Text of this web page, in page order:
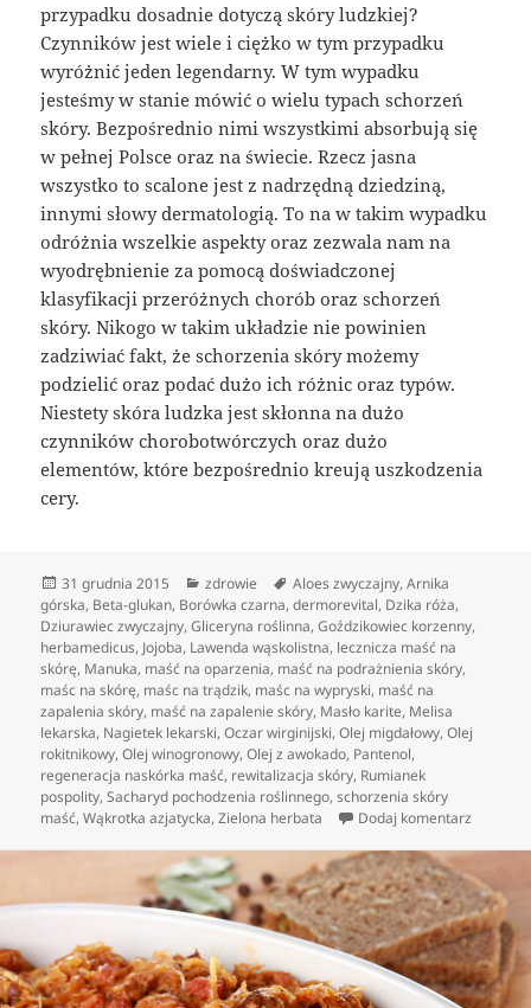
przypadku dosadnie dotyczą skóry ludzkiej?
Czynników jest wiele i ciężko w tym przypadku
wyróżnić jeden legendarny. W tym wypadku
jesteśmy w stanie mówić o wielu typach schorzeń
skóry. Bezpośrednio nimi wszystkimi absorbują się
w pełnej Polsce oraz na świecie. Rzecz jasna
wszystko to scalone jest z nadrzędną dziedziną,
innymi słowy dermatologią. To na w takim wypadku
odróżnia wszelkie aspekty oraz zezwala nam na
wyodrębnienie za pomocą doświadczonej
klasyfikacji przeróżnych chorób oraz schorzeń
skóry. Nikogo w takim układzie nie powinien
zadziwiać fakt, że schorzenia skóry możemy
podzielić oraz podać dużo ich różnic oraz typów.
Niestety skóra ludzka jest skłonna na dużo
czynników chorobotwórczych oraz dużo
elementów, które bezpośrednio kreują uszkodzenia
cery.
Data
publikacji
31 grudnia 2015 Kategorie
zdrowie Tagi
Aloes zwyczajny,Arnika
górska, Beta-glukan, Borówka czarna,dermorevital, Dzika róża,
Dziurawiec zwyczajny,Gliceryna roślinna,Goździkowiec korzenny,
herbamedicus, Jojoba, Lawenda wąskolistna, lecznicza maść na
skórę, Manuka, maść na oparzenia, maść na podrażnienia skóry,
maśc na skórę, maśc na trądzik, maśc na wypryski, maść na
zapalenia skóry, maść na zapalenie skóry, Masło karite, Melisa
lekarska, Nagietek lekarski,Oczar wirginijski,Olej migdałowy,Olej
rokitnikowy,Olej winogronowy,Olej z awokado, Pantenol,
regeneracja naskórka maść, rewitalizacja skóry, Rumianek
pospolity,Sacharyd pochodzenia roślinnego,schorzenia skóry
maść,Wąkrotka azjatycka,Zielona herbata Dodaj komentarz